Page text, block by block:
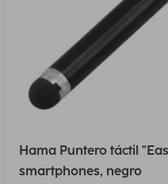
Hama Puntero táctil
smartphones, negro